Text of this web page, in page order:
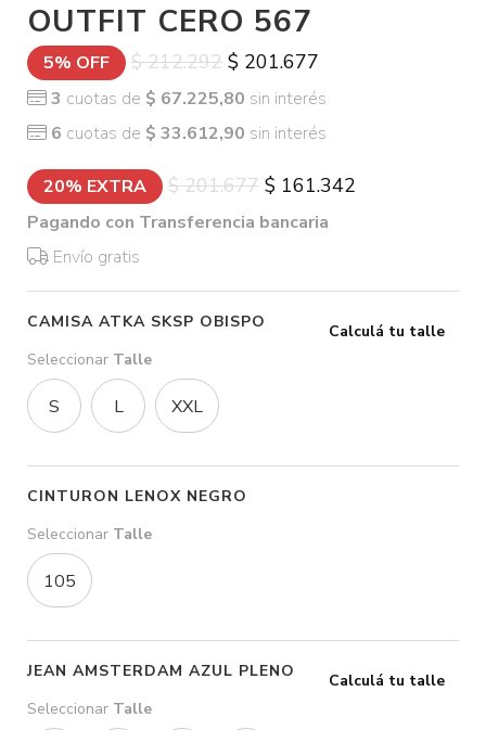
OUTFIT CERO 567
5% OFF $ 212.292 $ 201.677
3 cuotas de $ 67.225,80 sin interés
6 cuotas de $ 33.612,90 sin interés
20% EXTRA $ 201.677 $ 161.342
Pagando con Transferencia bancaria
Envío gratis
Calculá tu talle
CAMISA ATKA SKSP OBISPO
Seleccionar Talle
S L XXL
CINTURON LENOX NEGRO
Seleccionar Talle
105
Calculá tu talle
JEAN AMSTERDAM AZUL PLENO
Seleccionar Talle